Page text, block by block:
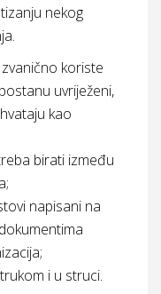
nekog
koriste
uvriježeni,
kao
birati između
napisani na
i u struci.